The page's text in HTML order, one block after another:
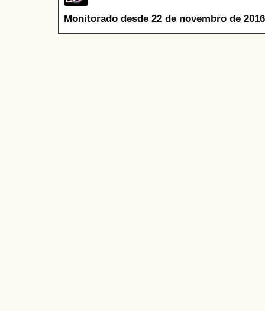
Monitorado desde 22 de novembro de